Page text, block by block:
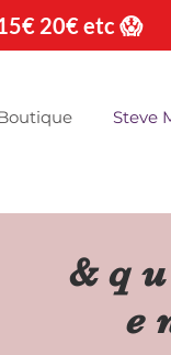
20€ etc 😱
Steve